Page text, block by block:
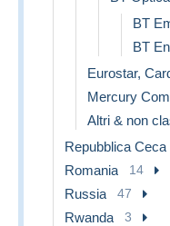
BT
Eurostar,
Mercury
Altri & non
Repubblica Ceca
Romania 14
Russia 47
Rwanda 3